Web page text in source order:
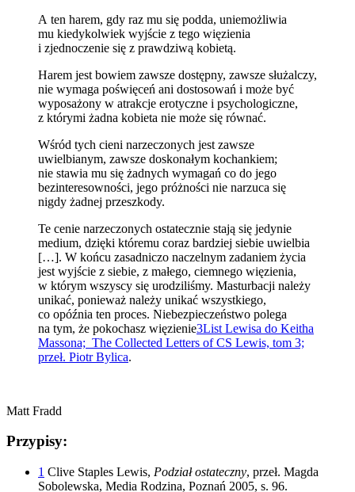
A ten harem, gdy raz mu się podda, uniemożliwia
mu kiedykolwiek wyjście z tego więzienia
i zjednoczenie się z prawdziwą kobietą.
Harem jest bowiem zawsze dostępny, zawsze służalczy,
nie wymaga poświęceń ani dostosowań i może być
wyposażony w atrakcje erotyczne i psychologiczne,
z którymi żadna kobieta nie może się równać.
Wśród tych cieni narzeczonych jest zawsze
uwielbianym, zawsze doskonałym kochankiem;
nie stawia mu się żadnych wymagań co do jego
bezinteresowności, jego próżności nie narzuca się
nigdy żadnej przeszkody.
Te cenie narzeczonych ostatecznie stają się jedynie
medium, dzięki któremu coraz bardziej siebie uwielbia
[…]. W końcu zasadniczo naczelnym zadaniem życia
jest wyjście z siebie, z małego, ciemnego więzienia,
w którym wszyscy się urodziliśmy. Masturbacji należy
unikać, ponieważ należy unikać wszystkiego,
co opóźnia ten proces. Niebezpieczeństwo polega
na tym, że pokochasz więzienie3List Lewisa do Keitha
Massona; The Collected Letters of CS Lewis, tom 3;
przeł. Piotr Bylica.
Matt Fradd
Przypisy:
1 Clive Staples Lewis, Podział ostateczny, przeł. Magda
Sobolewska, Media Rodzina, Poznań 2005, s. 96.